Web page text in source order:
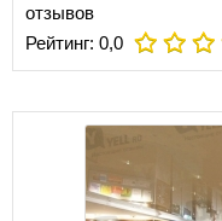
отзывов
Рейтинг: 0,0